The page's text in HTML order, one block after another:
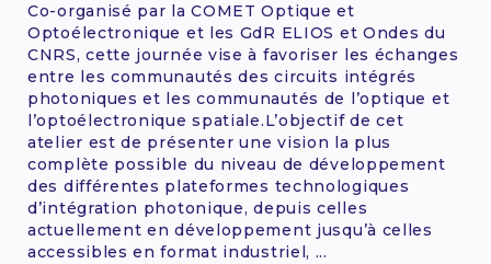
Co-organisé par la COMET Optique et
Optoélectronique et les GdR ELIOS et Ondes du
CNRS, cette journée vise à favoriser les échanges
entre les communautés des circuits intégrés
photoniques et les communautés de l’optique et
l’optoélectronique spatiale.L’objectif de cet
atelier est de présenter une vision la plus
complète possible du niveau de développement
des différentes plateformes technologiques
d’intégration photonique, depuis celles
actuellement en développement jusqu’à celles
accessibles en format industriel, ...